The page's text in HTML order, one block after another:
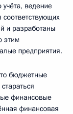
ведение
и разработаны
этим
предприятия.
бюджетные
финансовые
финансовая